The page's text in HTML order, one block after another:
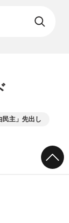
民主」先出し